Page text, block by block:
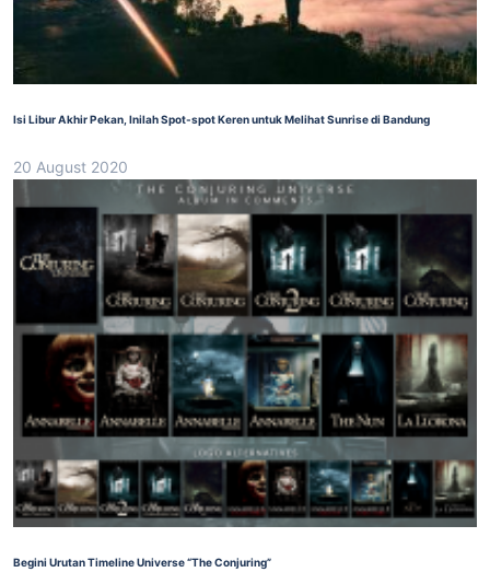
Isi Libur Akhir Pekan, Inilah Spot-spot Keren untuk Melihat Sunrise di Bandung
20 August 2020
Begini Urutan Timeline Universe “The Conjuring”